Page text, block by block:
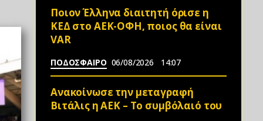
Ποιον Έλληνα διαιτητή όρισε η
ΚΕΔ στο ΑΕΚ-ΟΦΗ, ποιος θα είναι
VAR
ΠΟΔΟΣΦΑΙΡΟ 06/08/2026 14:07
Ανακοίνωσε την μεταγραφή
Βιτάλις η ΑΕΚ – Το συμβόλαιό του